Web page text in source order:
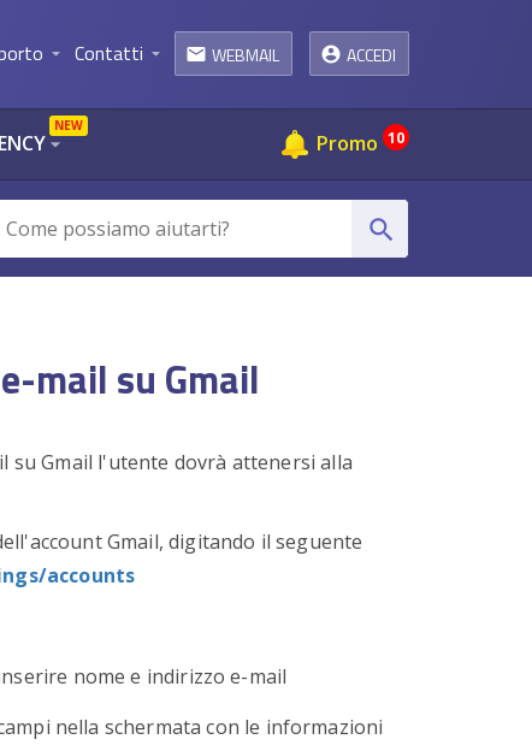
arrow_drop_down Contatti arrow_drop_down email WEBMAIL ACCEDI
NEW
arrow_drop_down Promo 10
search
mail su Gmail
su Gmail l'utente dovrà attenersi alla
Gmail, digitando il seguente
accounts
nome e indirizzo e-mail
nella schermata con le informazioni